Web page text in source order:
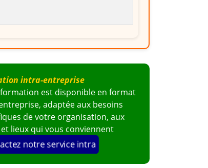
intra-entreprise
est disponible en format
adaptée aux besoins
de votre organisation, aux
lieux qui vous conviennent
notre service intra